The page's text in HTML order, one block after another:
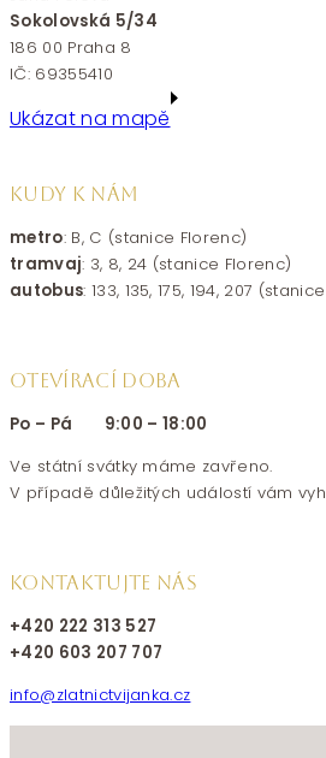
Sokolovská 5/34
186 00 Praha 8
IČ: 69355410
Ukázat na mapě
KUDY K NÁM
metro: B, C (stanice Florenc)
tramvaj: 3, 8, 24 (stanice Florenc)
autobus: 133, 135, 175, 194, 207
OTEVÍRACÍ DOBA
Po – Pá 9:00 – 18:00
Ve státní svátky máme zavřeno.
V případě důležitých událostí vám
KONTAKTUJTE NÁS
+420 222 313 527
+420 603 207 707
info@zlatnictvijanka.cz